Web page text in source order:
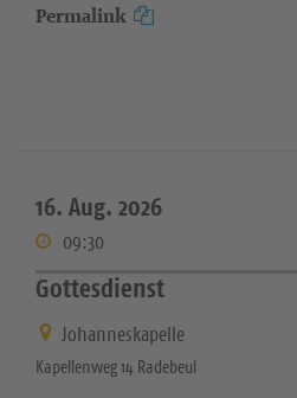
Permalink
16. Aug. 2026
09:30
Gottesdienst
Johanneskapelle
Kapellenweg 14 Radebeul